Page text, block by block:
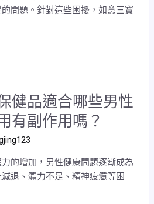
問題。針對這些困擾，如意三寶
健品適合哪些男性
有副作用嗎？
的增加，男性健康問題逐漸成為
退、體力不足、精神疲憊等困